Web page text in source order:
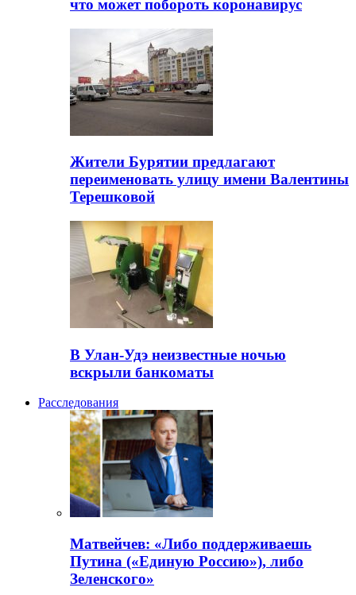
что может побороть коронавирус
Жители Бурятии предлагают
переименовать улицу имени Валентины
Терешковой
В Улан-Удэ неизвестные ночью
вскрыли банкоматы
Расследования
Матвейчев: «Либо поддерживаешь
Путина («Единую Россию»), либо
Зеленского»